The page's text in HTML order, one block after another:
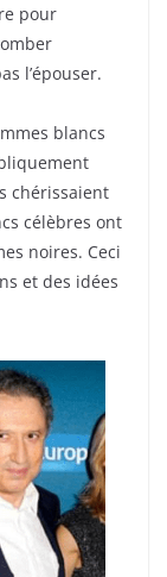
pour
l’épouser.
blancs
chérissaient
célèbres ont
noires. Ceci
et des idées